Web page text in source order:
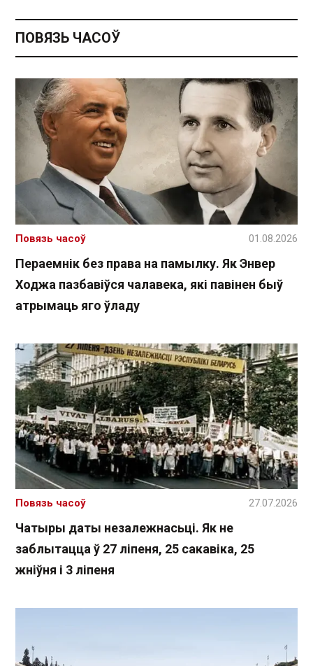
ПОВЯЗЬ ЧАСОЎ
Пераемнік без права на памылку. Як Энвер
Ходжа пазбавіўся чалавека, які павінен быў
атрымаць яго ўладу
Повязь часоў 01.08.2026
Чатыры даты незалежнасьці. Як не
заблытацца ў 27 ліпеня, 25 сакавіка, 25
жніўня і 3 ліпеня
Повязь часоў 27.07.2026